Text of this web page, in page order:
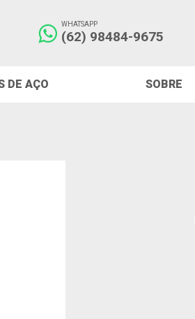
WHATSAPP
(62) 98484-9675
DE AÇO SOBRE